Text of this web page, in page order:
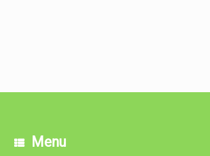
Menu